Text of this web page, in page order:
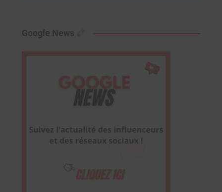
Google News